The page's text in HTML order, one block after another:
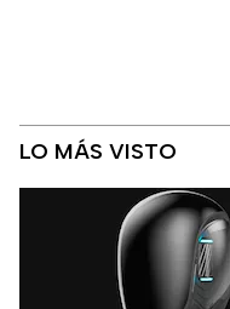
LO MÁS VISTO